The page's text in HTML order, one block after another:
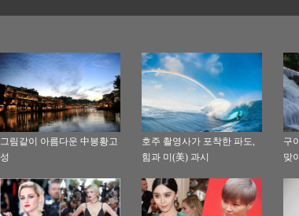
그림같이 아름다운 中봉황고
성
호주 촬영사가 포착한 파도,
힘과 미(美) 과시
구
맞